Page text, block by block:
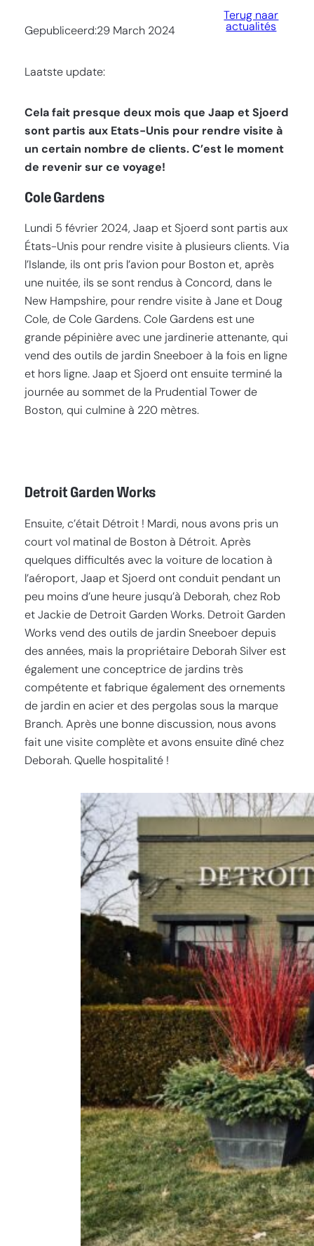
Gepubliceerd:29 March 2024
Laatste update:
Terug naar
actualités
Cela fait presque deux mois que Jaap et Sjoerd
sont partis aux Etats-Unis pour rendre visite à
un certain nombre de clients. C’est le moment
de revenir sur ce voyage!
Cole Gardens
Lundi 5 février 2024, Jaap et Sjoerd sont partis aux
États-Unis pour rendre visite à plusieurs clients. Via
l’Islande, ils ont pris l’avion pour Boston et, après
une nuitée, ils se sont rendus à Concord, dans le
New Hampshire, pour rendre visite à Jane et Doug
Cole, de Cole Gardens. Cole Gardens est une
grande pépinière avec une jardinerie attenante, qui
vend des outils de jardin Sneeboer à la fois en ligne
et hors ligne. Jaap et Sjoerd ont ensuite terminé la
journée au sommet de la Prudential Tower de
Boston, qui culmine à 220 mètres.
Detroit Garden Works
Ensuite, c’était Détroit ! Mardi, nous avons pris un
court vol matinal de Boston à Détroit. Après
quelques difficultés avec la voiture de location à
l’aéroport, Jaap et Sjoerd ont conduit pendant un
peu moins d’une heure jusqu’à Deborah, chez Rob
et Jackie de Detroit Garden Works. Detroit Garden
Works vend des outils de jardin Sneeboer depuis
des années, mais la propriétaire Deborah Silver est
également une conceptrice de jardins très
compétente et fabrique également des ornements
de jardin en acier et des pergolas sous la marque
Branch. Après une bonne discussion, nous avons
fait une visite complète et avons ensuite dîné chez
Deborah. Quelle hospitalité !